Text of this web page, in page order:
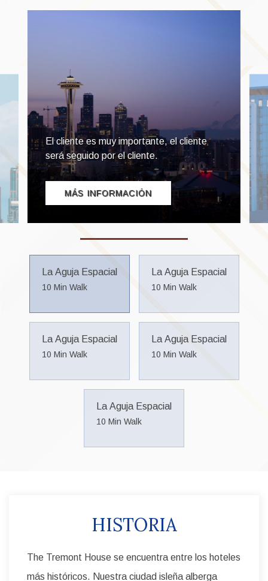
La Aguja Espacial
10 Min Walk
La Aguja Espacial
10 Min Walk
La Aguja Espacial
10 Min Walk
La Aguja Espacial
10 Min Walk
La Aguja Espacial
10 Min Walk
LOCALIZACIÓN
Nuestra propiedad está cerca del puerto de
Galveston, UTMB Galveston, el muelle histórico